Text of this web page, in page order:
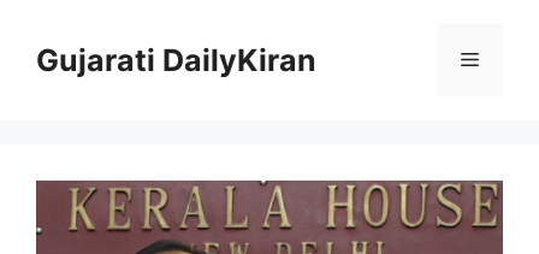
contentGujarati DailyKiran Menu